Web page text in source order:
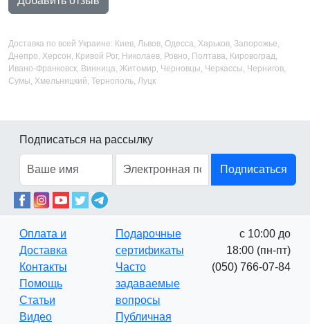
Доставка по всей Украине: Киев, Львов, Одесса, Харьков, Запорожье,
Днепро, Херсон, Кривой Рог, Николаев, Ровно, Полтава, Кировоград,
Ивано-Франковск, Винница, Житомир, Черновцы, Черкассы, Чернигов,
Сумы, Хмельницкий, Тернополь, Луцк
Подписаться на рассылку
Подписаться
Оплата и
Доставка
Контакты
Помощь
Статьи
Видео
Подарочные
сертификаты
Часто
задаваемые
вопросы
Публичная
с 10:00 до
18:00 (пн-пт)
(050) 766-07-84